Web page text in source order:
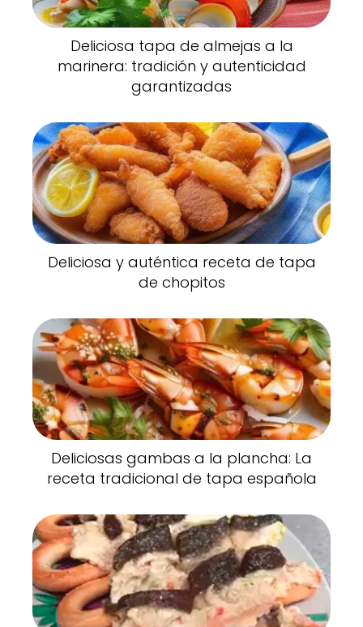
Deliciosa tapa de almejas a la
marinera: tradición y autenticidad
garantizadas
Deliciosa y auténtica receta de tapa
de chopitos
Deliciosas gambas a la plancha: La
receta tradicional de tapa española